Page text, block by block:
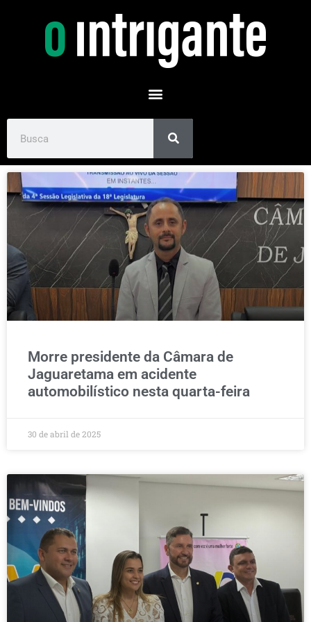
Morre presidente da Câmara de
Jaguaretama em acidente
automobilístico nesta quarta-feira
30 de abril de 2025